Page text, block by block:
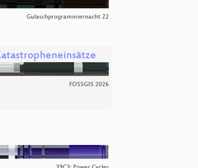
Gulaschprogrammiernacht 22
FOSSGIS 2026